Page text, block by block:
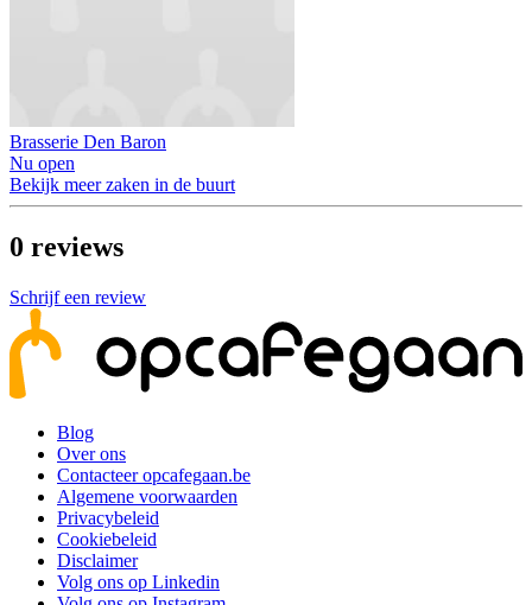
Brasserie Den Baron
Nu open
Bekijk meer zaken in de buurt
0 reviews
Schrijf een review
Blog
Over ons
Contacteer opcafegaan.be
Algemene voorwaarden
Privacybeleid
Cookiebeleid
Disclaimer
Volg ons op Linkedin